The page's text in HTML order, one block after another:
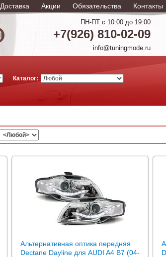
ПН-ПТ с 10:00 до 19:00
+7(926) 810-02-09
info@tuningmode.ru
Доставка Акции Обязательства Контакты
Каталог:
Альтернативная оптика передняя
Dectane Dayline для AUDI A4 B7 (04-